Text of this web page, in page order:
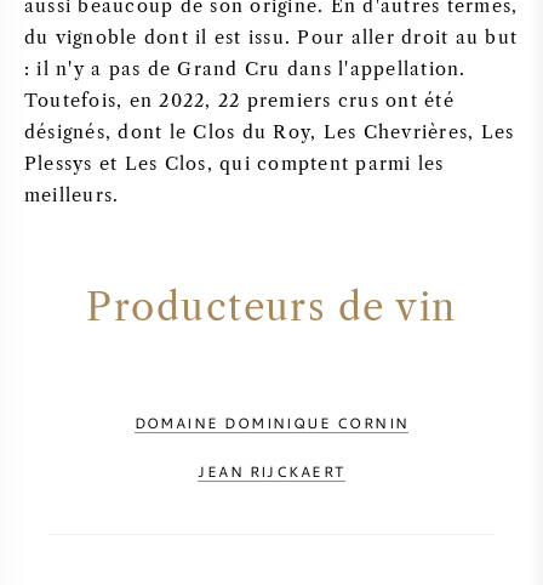
aussi beaucoup de son origine. En d'autres termes,
du vignoble dont il est issu. Pour aller droit au but
: il n'y a pas de Grand Cru dans l'appellation.
Toutefois, en 2022, 22 premiers crus ont été
désignés, dont le Clos du Roy, Les Chevrières, Les
Plessys et Les Clos, qui comptent parmi les
meilleurs.
Producteurs de vin
DOMAINE DOMINIQUE CORNIN
JEAN RIJCKAERT